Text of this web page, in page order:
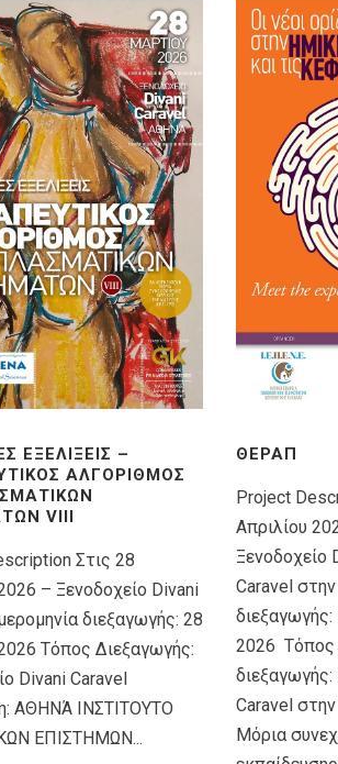
ΕΞΕΛΊΞΕΙΣ –
ΑΛΓΌΡΙΘΜΟΣ
VIIΙ
Στις 28
– Ξενοδοχείο Divani
διεξαγωγής: 28
Τόπος Διεξαγωγής:
Divani Caravel
ΑΘΗΝΆ ΙΝΣΤΙΤΟΥΤΟ
ΕΠΙΣΤΗΜΩΝ...
ΘΕΡΑΠ
Project
Απριλίου
Ξενοδοχείο
Caravel
2026 Τόπος
διεξαγωγής:
Caravel
Μόρια